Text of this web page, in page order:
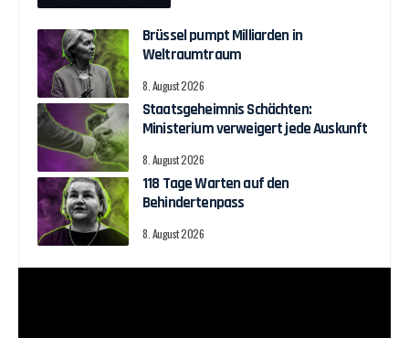
Brüssel pumpt Milliarden in
Weltraumtraum
8. August 2026
Staatsgeheimnis Schächten:
Ministerium verweigert jede Auskunft
8. August 2026
118 Tage Warten auf den
Behindertenpass
8. August 2026